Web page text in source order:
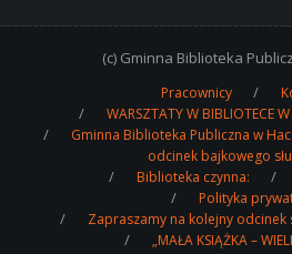
(c) Gminna Biblioteka
Pracownicy
WARSZTATY W BIBLIOTECE W
Gminna Biblioteka Publiczna w
odcinek bajkowego
Biblioteka czynna:
Polityka
Zapraszamy na kolejny odcinek
„MAŁA KSIĄŻKA –